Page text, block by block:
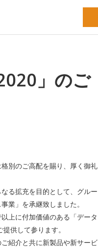
」のご
別のご高配を賜り、厚く御礼
る拡充を目的として、グルー
業」を承継致しました。
上に付加価値のある「データ
供して参ります。
紹介と共に新製品や新サービ